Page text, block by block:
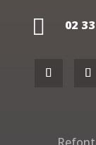
 02